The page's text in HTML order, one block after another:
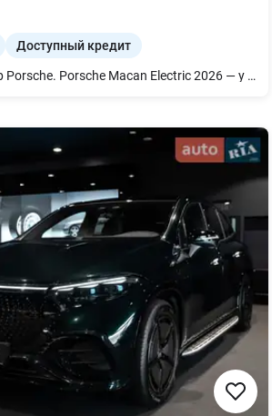
Доступный кредит
Официальный дилер Porsche. Porsche Macan Electric 2026 — у поставщике! -Доставка по всей Украине (и не только!) -Обращайтесь за деталями — подберем удобную логистику и сопровождение